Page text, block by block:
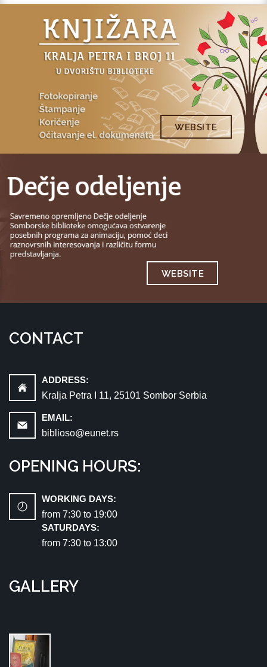
WEBSITE
WEBSITE
CONTACT
ADDRESS:
Kralja Petra I 11, 25101 Sombor Serbia
EMAIL:
biblioso@eunet.rs
OPENING HOURS:
WORKING DAYS:
from 7:30 tо 19:00
SATURDAYS:
from 7:30 tо 13:00
GALLERY